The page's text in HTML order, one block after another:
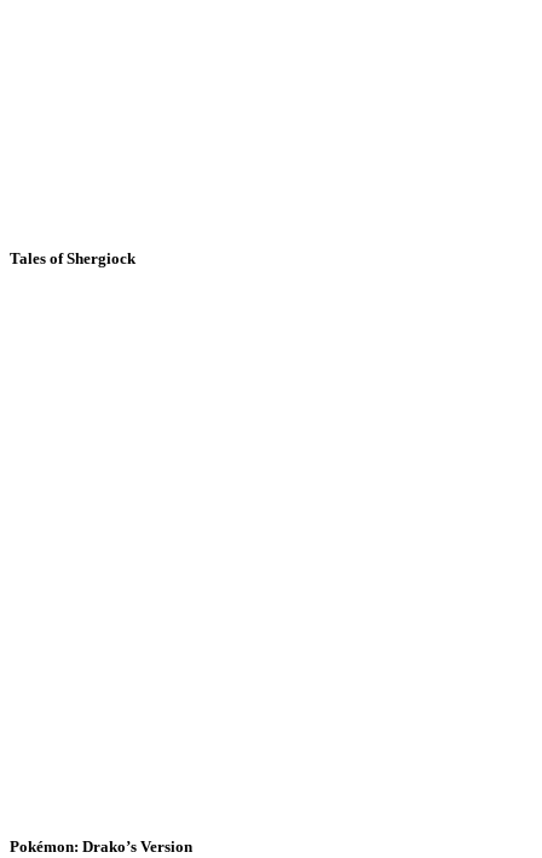
Tales of Shergiock
Pokémon: Drako’s Version